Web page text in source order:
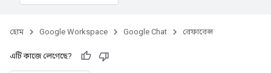
হোম Google Workspace Google Chat রেফারেন্স
এটি কাজে লেগেছে?